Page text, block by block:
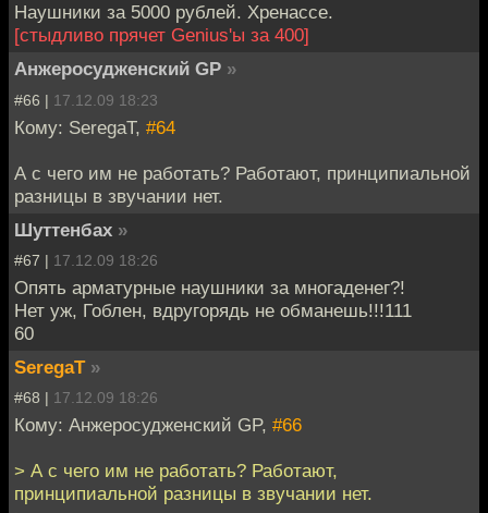
Наушники за 5000 рублей. Хренассе.
[стыдливо прячет Genius'ы за 400]
Анжеросудженский GP »
#66 | 17.12.09 18:23
Кому: SeregaT, #64
А с чего им не работать? Работают, принципиальной
разницы в звучании нет.
Шуттенбах »
#67 | 17.12.09 18:26
Опять арматурные наушники за многаденег?!
Нет уж, Гоблен, вдругорядь не обманешь!!!111
60
SeregaT »
#68 | 17.12.09 18:26
Кому: Анжеросудженский GP, #66
> А с чего им не работать? Работают,
принципиальной разницы в звучании нет.